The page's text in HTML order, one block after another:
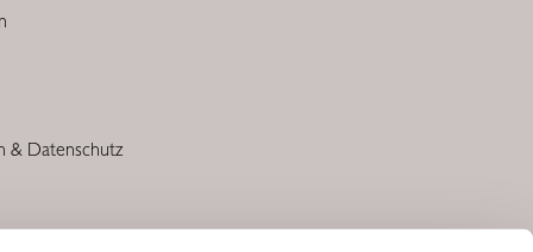
& Datenschutz